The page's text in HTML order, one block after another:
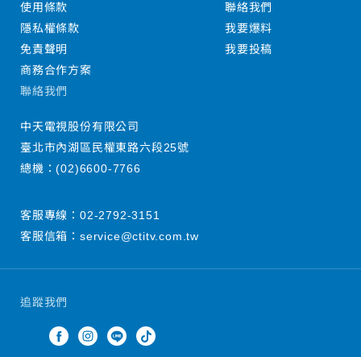
追蹤我們
使用條款
隱私權條款
免責聲明
商務合作方案
聯絡我們
我要爆料
我要投稿
聯絡我們
中天電視股份有限公司
臺北市內湖區民權東路六段25號
總機：(02)6600-7766
客服專線： 02-2792-3151
客服信箱： service@ctitv.com.tw